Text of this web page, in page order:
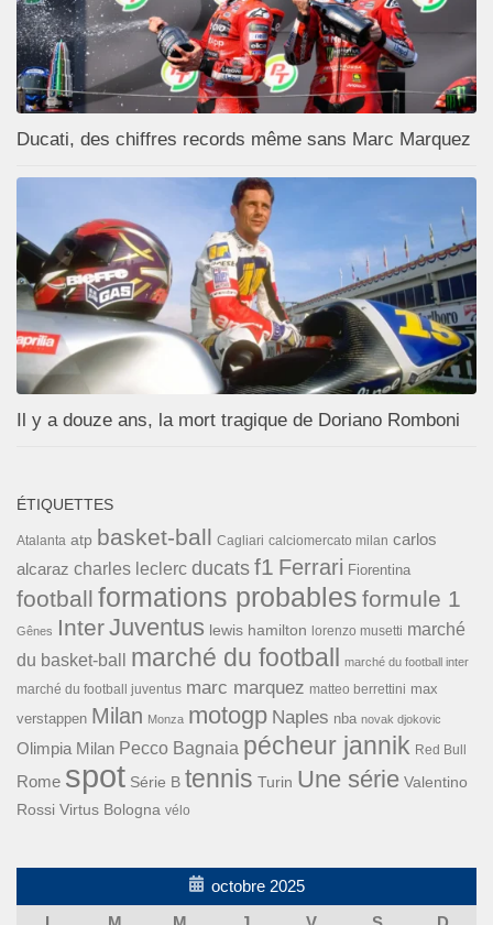
Ducati, des chiffres records même sans Marc Marquez
Il y a douze ans, la mort tragique de Doriano Romboni
ÉTIQUETTES
Atalanta atp basket-ball Cagliari calciomercato milan carlos
alcaraz charles leclerc ducats f1 Ferrari Fiorentina
football formations probables formule 1
Gênes InterJuventus lewis hamilton lorenzo musetti marché
du basket-ball
marché du football marché du football inter
marché du football juventus marc marquez matteo berrettini max
verstappen Milan Monza motogp Naples nba novak djokovic
Olimpia Milan Pecco Bagnaia pécheur jannik Red Bull
Rome spot Série B tennis Turin Une série Valentino
Rossi Virtus Bologna vélo
octobre 2025